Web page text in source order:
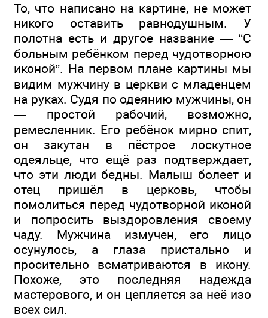
То, что написано на картине, не может
никого оставить равнодушным. У
полотна есть и другое название — “С
больным ребёнком перед чудотворною
иконой”. На первом плане картины мы
видим мужчину в церкви с младенцем
на руках. Судя по одеянию мужчины, он
— простой рабочий, возможно,
ремесленник. Его ребёнок мирно спит,
он закутан в пёстрое лоскутное
одеяльце, что ещё раз подтверждает,
что эти люди бедны. Малыш болеет и
отец пришёл в церковь, чтобы
помолиться перед чудотворной иконой
и попросить выздоровления своему
чаду. Мужчина измучен, его лицо
осунулось, а глаза пристально и
просительно всматриваются в икону.
Похоже, это последняя надежда
мастерового, и он цепляется за неё изо
всех сил.